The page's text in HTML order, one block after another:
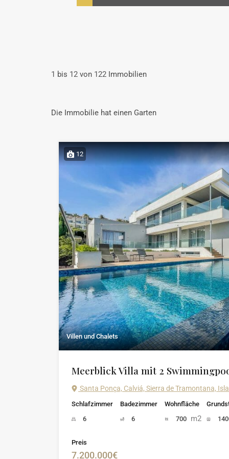
1 bis 12 von 122 Immobilien
Die Immobilie hat einen Garten
12
Villen und Chalets
Meerblick Villa mit 2
Santa Ponça, Calviá, Sierra de Tramontana,
Schlafzimmer
6
Badezimmer
6
Wohnfläche
700 m2
Preis
7.200.000€